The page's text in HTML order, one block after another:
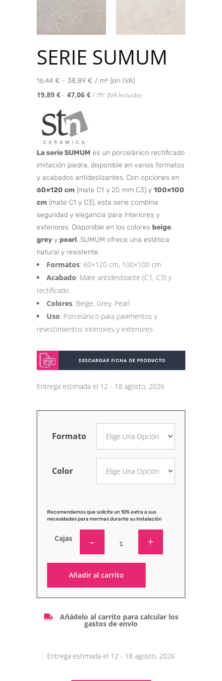
SERIE SUMUM
16,44 € - 38,89 € / m² (sin IVA)
19,89 € - 47,06 € / m2 (IVA Incluido)
La serie SUMUM es un porcelánico rectificado
imitación piedra, disponible en varios formatos
y acabados antideslizantes. Con opciones en
60×120 cm (mate C1 y 20 mm C3) y 100×100
cm (mate C1 y C3), esta serie combina
seguridad y elegancia para interiores y
exteriores. Disponible en los colores beige,
grey y pearl, SUMUM ofrece una estética
natural y resistente.
Formatos: 60×120 cm, 100×100 cm
Acabado: Mate antideslizante (C1, C3) y
rectificado
Colores: Beige, Grey, Pearl
Uso: Porcelánico para pavimentos y
revestimientos interiores y exteriores
Entrega estimada el 12 - 18 agosto, 2026
Formato
Color
Recomendamos que solicite un 10% extra a sus
necesidades para mermas durante su instalación
Cajas
Añadir al carrito
Añádelo al carrito para calcular los
gastos de envío
Entrega estimada el 12 - 18 agosto, 2026